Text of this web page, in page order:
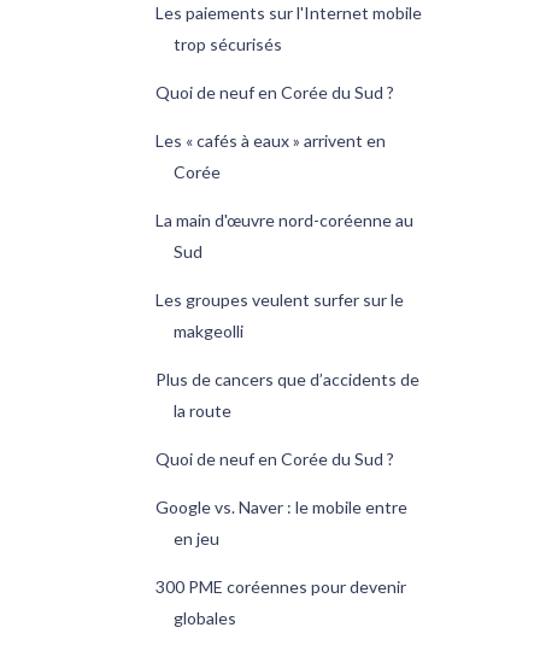
Les paiements sur l'Internet mobile
trop sécurisés
Quoi de neuf en Corée du Sud ?
Les « cafés à eaux » arrivent en
Corée
La main d'œuvre nord-coréenne au
Sud
Les groupes veulent surfer sur le
makgeolli
Plus de cancers que d’accidents de
la route
Quoi de neuf en Corée du Sud ?
Google vs. Naver : le mobile entre
en jeu
300 PME coréennes pour devenir
globales